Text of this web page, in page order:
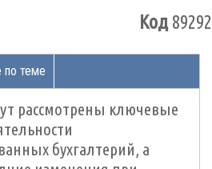
Код89292
по теме
рассмотрены ключевые
бухгалтерий, а